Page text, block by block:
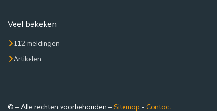
Veel bekeken
112 meldingen
Artikelen
© – Alle rechten voorbehouden – Sitemap - Contact